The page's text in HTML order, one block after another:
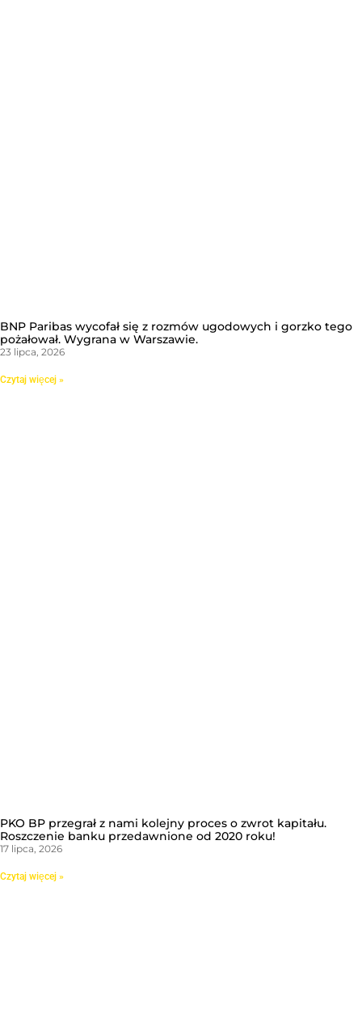
BNP Paribas wycofał się z rozmów ugodowych i gorzko tego
pożałował. Wygrana w Warszawie.
23 lipca, 2026
Czytaj więcej »
PKO BP przegrał z nami kolejny proces o zwrot kapitału.
Roszczenie banku przedawnione od 2020 roku!
17 lipca, 2026
Czytaj więcej »